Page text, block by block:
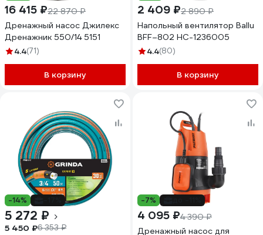
16 415 ₽22 870 ₽
Дренажный насос Джилекс
Дренажник 550/14 5151
4.4(71)
В корзину
2 409 ₽2 890 ₽
Напольный вентилятор Ballu
BFF–802 НС-1236005
4.4(80)
В корзину
-14%
5 272 ₽
5 450 ₽6 353 ₽
-7%
4 095 ₽4 390 ₽
Дренажный насос для